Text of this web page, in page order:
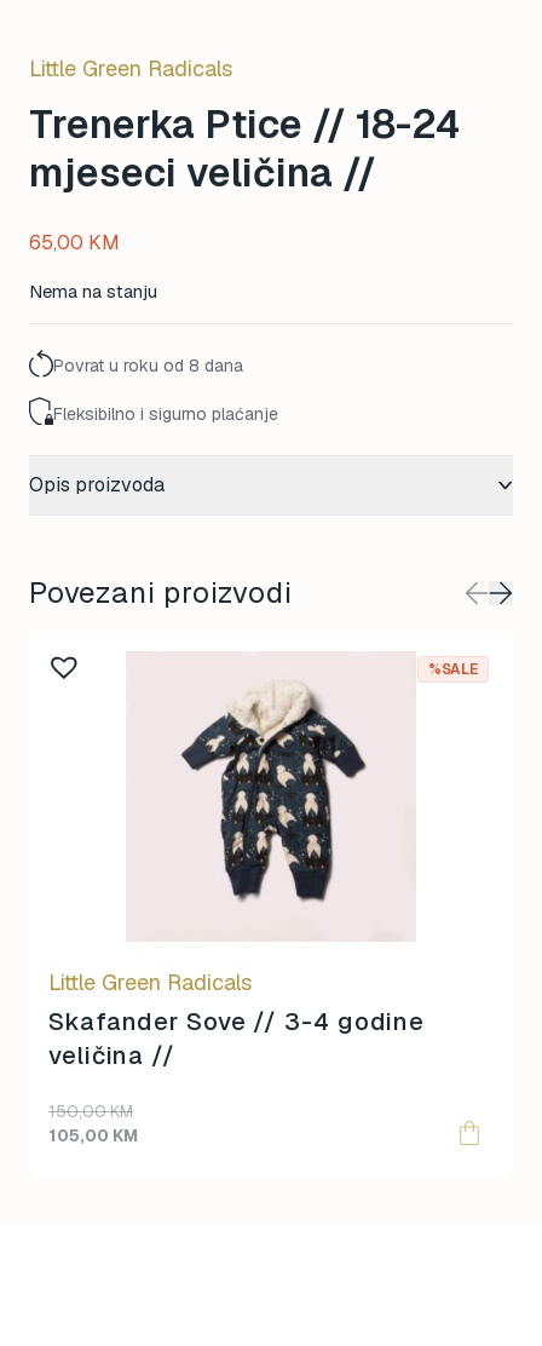
Little Green Radicals
Trenerka Ptice // 18-24
mjeseci veličina //
65,00 KM
Nema na stanju
Povrat u roku od 8 dana
Fleksibilno i sigurno plaćanje
Opis proizvoda
Povezani proizvodi
%SALE
Little Green Radicals
Skafander Sove // 3-4 godine
veličina //
150,00KM
Original
price
105,00 KM
Current
price